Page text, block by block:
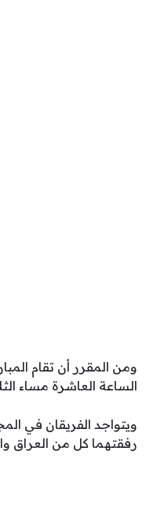
ومن المقرر أن تقام
الساعة العاشرة مساء
ويتواجد الفريقان في
رفقتهما كل من العراق